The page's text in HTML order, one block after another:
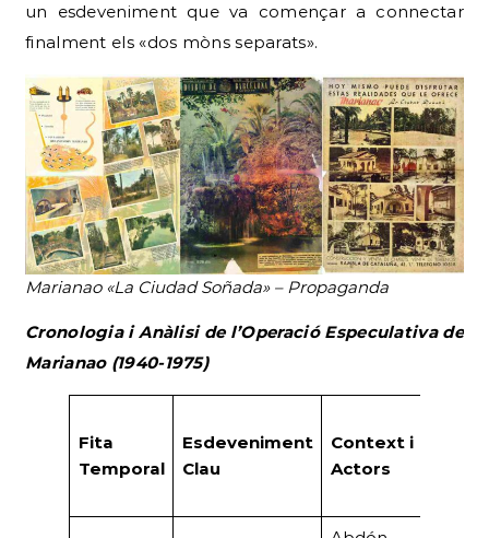
un esdeveniment que va començar a connectar
finalment els «dos mòns separats».
Marianao «La Ciudad Soñada» – Propaganda
Cronologia i Anàlisi de l’Operació Especulativa de
Marianao (1940-1975)
Fita
Temporal
Esdeveniment
Clau
Context i
Actors